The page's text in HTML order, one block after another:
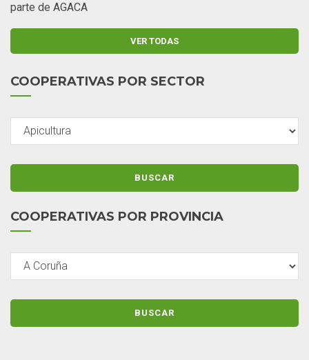
parte de AGACA
VER TODAS
COOPERATIVAS POR SECTOR
COOPERATIVAS POR PROVINCIA